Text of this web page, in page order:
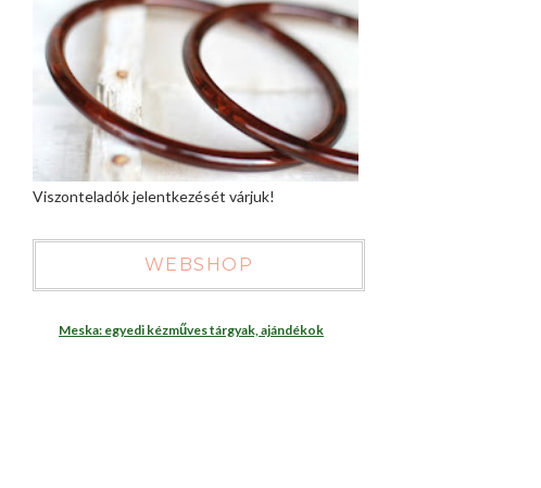
Viszonteladók jelentkezését várjuk!
WEBSHOP
Meska: egyedi kézműves tárgyak, ajándékok